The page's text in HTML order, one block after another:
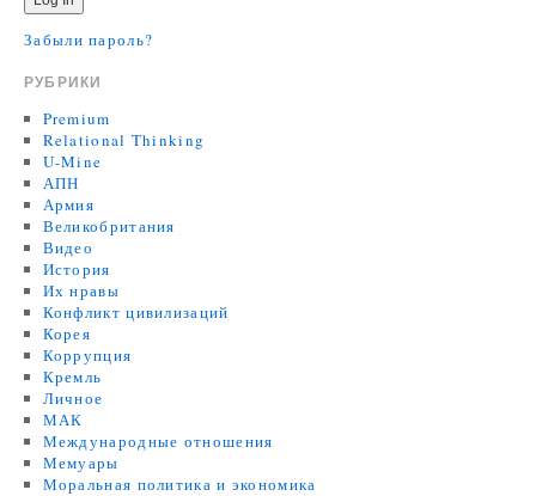
Забыли пароль?
РУБРИКИ
Premium
Relational Thinking
U-Mine
АПН
Армия
Великобритания
Видео
История
Их нравы
Конфликт цивилизаций
Корея
Коррупция
Кремль
Личное
МАК
Международные отношения
Мемуары
Моральная политика и экономика